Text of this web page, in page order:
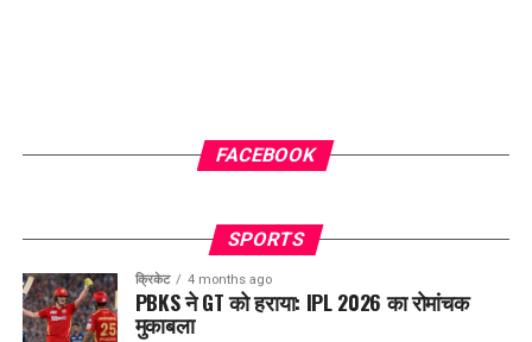
FACEBOOK
SPORTS
क्रिकेट 4 months ago
PBKS ने GT को हराया: IPL 2026 का रोमांचक
मुकाबला